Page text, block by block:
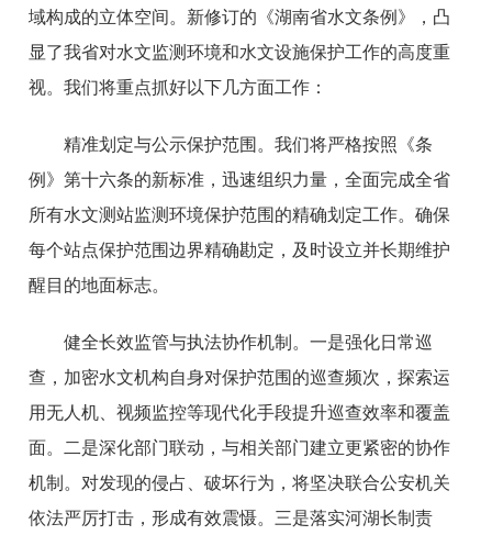
域构成的立体空间。新修订的《湖南省水文条例》，凸
显了我省对水文监测环境和水文设施保护工作的高度重
视。我们将重点抓好以下几方面工作：
精准划定与公示保护范围。我们将严格按照《条
例》第十六条的新标准，迅速组织力量，全面完成全省
所有水文测站监测环境保护范围的精确划定工作。确保
每个站点保护范围边界精确勘定，及时设立并长期维护
醒目的地面标志。
健全长效监管与执法协作机制。一是强化日常巡
查，加密水文机构自身对保护范围的巡查频次，探索运
用无人机、视频监控等现代化手段提升巡查效率和覆盖
面。二是深化部门联动，与相关部门建立更紧密的协作
机制。对发现的侵占、破坏行为，将坚决联合公安机关
依法严厉打击，形成有效震慑。三是落实河湖长制责